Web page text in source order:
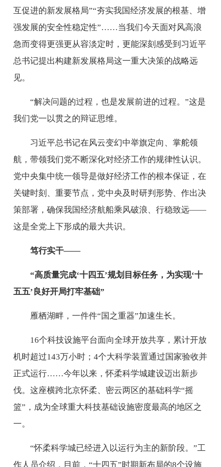
互促进的新发展格局”“夯实我国经济发展的根基、增
强发展的安全性稳定性”……当我们今天面对风高浪
急而变得更强更从容淡定时，更能深刻感受到习近平
总书记提出构建新发展格局这一重大决策的战略远
见。
“解决问题的过程，也是发展前进的过程。”这是
我们党一以贯之的辩证思维。
习近平总书记在风云变幻中举旗定向、掌舵领
航，带领我们党不断深化对经济工作的规律性认识。
党中央集中统一领导是做好经济工作的根本保证，在
关键时刻、重要节点，党中央及时研判形势、作出决
策部署，确保我国经济航船乘风破浪、行稳致远——
这是全党上下形成的最大共识。
笃行实干——
“高质量完成‘十四五’规划目标任务，为实现‘十
五五’良好开局打牢基础”
雁栖湖畔，一件件“国之重器”加速生长。
16个科技设施平台面向全球开放共享，累计开放
机时超过143万小时；4个大科学装置通过国家验收并
正式运行……今年以来，怀柔科学城建设迈出新步
伐。这座横跨北京怀柔、密云两区的基础科学“摇
篮”，成为全球重大科技基础设施密度最高的地区之
一。
“怀柔科学城已经进入以运行为主的新阶段。”工
作人员介绍，目前，“十四五”时期新布局的8个设施